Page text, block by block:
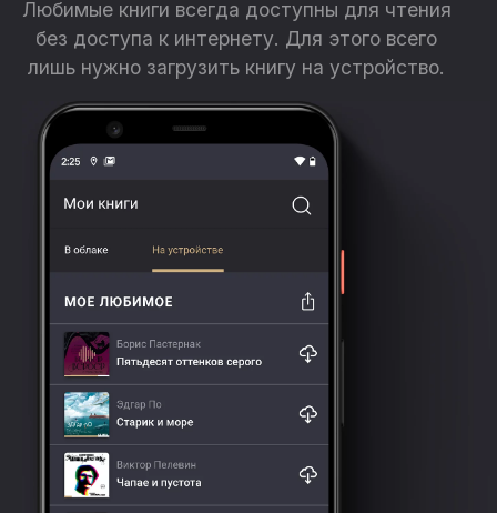
это упрощает работу с книгой и делает материал легким
для восприятия.
Любимые книги всегда доступны для чтения
без доступа к интернету. Для этого всего
лишь нужно загрузить книгу на устройство.